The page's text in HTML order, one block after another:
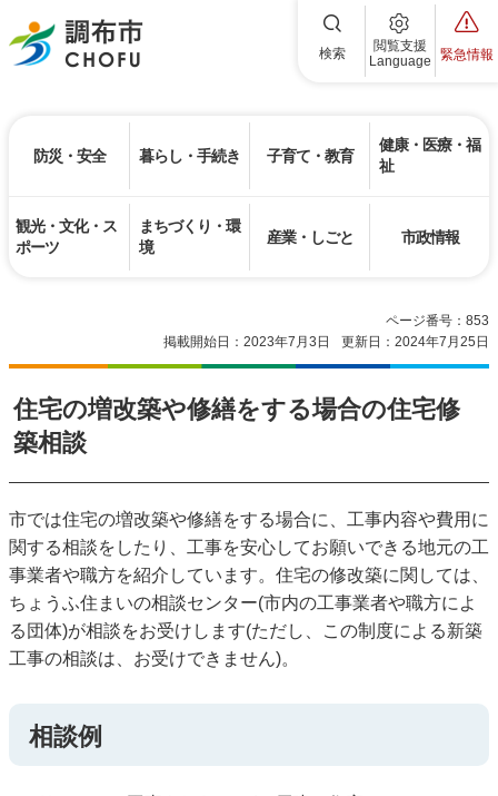
調布市 検索
閲覧支援
Language
緊急情報
防災・安全 暮らし・手続き 子育て・教育
健康・医療・福
祉
観光・文化・ス
ポーツ
まちづくり・環
境
産業・しごと 市政情報
ページ番号：853
掲載開始日：2023年7月3日
更新日：2024年7月25日
住宅の増改築や修繕をする場合の住宅修
築相談
市では住宅の増改築や修繕をする場合に、工事内容や費用に
関する相談をしたり、工事を安心してお願いできる地元の工
事業者や職方を紹介しています。住宅の修改築に関しては、
ちょうふ住まいの相談センター(市内の工事業者や職方によ
る団体)が相談をお受けします(ただし、この制度による新築
工事の相談は、お受けできません)。
相談例